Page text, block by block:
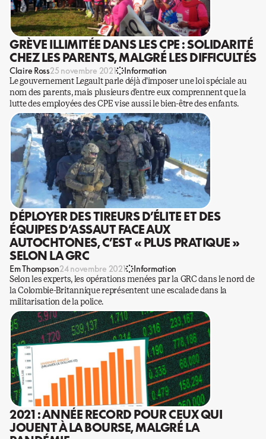
GRÈVE ILLIMITÉE DANS LES CPE : SOLIDARITÉ
CHEZ LES PARENTS, MALGRÉ LES DIFFICULTÉS
Claire Ross25 novembre 2021 Information
Le gouvernement Legault parle déjà d’imposer une loi spéciale au
nom des parents, mais plusieurs d’entre eux comprennent que la
lutte des employées des CPE vise aussi le bien-être des enfants.
DÉPLOYER DES TIREURS D’ÉLITE ET DES
ÉQUIPES D’ASSAUT FACE AUX
AUTOCHTONES, C’EST « PLUS PRATIQUE »
SELON LA GRC
Em Thompson24 novembre 2021 Information
Selon les experts, les opérations menées par la GRC dans le nord de
la Colombie-Britannique représentent une escalade dans la
militarisation de la police.
2021 : ANNÉE RECORD POUR CEUX QUI
JOUENT À LA BOURSE, MALGRÉ LA